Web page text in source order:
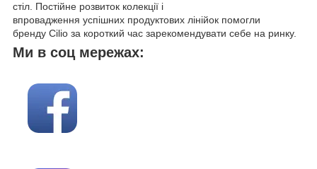
стіл. Постійне розвиток колекції і
впровадження успішних продуктових лінійок помогли
бренду Cilio за короткий час зарекомендувати себе на ринку.
Ми в соц мережах: